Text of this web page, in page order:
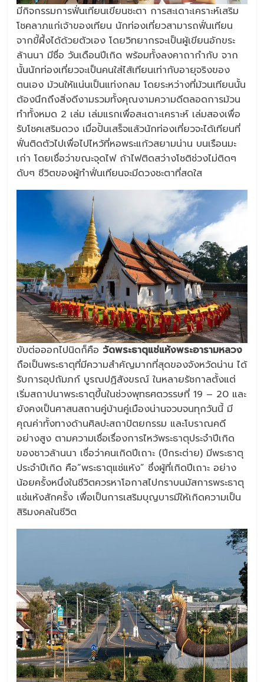
มีกิจกรรมการฟั่นเทียนเขียนชะตา การสะเดาะเคราะห์เสริม
โชคลาภแก่เจ้าของเทียน นักท่องเที่ยวสามารถฟั่นเทียน
จากขี้ผึ้งได้ด้วยตัวเอง โดยวิทยากรจะเป็นผู้เขียนอักขระ
ล้านนา มีชื่อ วันเดือนปีเกิด พร้อมทั้งลงคาถากำกับ จาก
นั้นนักท่องเที่ยวจะเป็นคนใส่ไส้เทียนเท่ากับอายุจริงของ
ตนเอง ม้วนให้แน่นเป็นแท่งกลม โดยระหว่างที่ม้วนเทียนนั้น
ต้องนึกถึงสิ่งดีงามรวมทั้งคุณงามความดีตลอดการม้วน
ทำทั้งหมด 2 เล่ม เล่มแรกเพื่อสะเดาะเคราะห์ เล่มสองเพื่อ
รับโชคเสริมดวง เมื่อปั้นเสร็จแล้วนักท่องเที่ยวจะได้เทียนที่
ฟั่นติดตัวไปเพื่อไปไหว้ที่หอพระแก้วสยามน่าน บนเรือนมะ
เก่า โดยเชื่อว่าขณะจุดไฟ ถ้าไฟติดสว่างโชติช่วงไม่ติดๆ
ดับๆ ชีวิตของผู้ทำฟั่นเทียนจะมีดวงชะตาที่สดใส
ขับต่อออกไปนิดก็คือ วัดพระธาตุแช่แห้งพระอารามหลวง
ถือเป็นพระธาตุที่มีความสำคัญมากที่สุดของจังหวัดน่าน ได้
รับการอุปถัมภก์ บูรณปฏิสังขรณ์ ในหลายรัชกาลตั้งแต่
เริ่มสถาปนาพระธาตุขึ้นในช่วงพุทธศตวรรษที่ 19 – 20 และ
ยังคงเป็นศาสนสถานคู่บ้านคู่เมืองน่านจวบจนทุกวันนี้ มี
คุณค่าทั้งทางด้านศิลปะสถาปัตยกรรม และโบราณคดี
อย่างสูง ตามความเชื่อเรื่องการไหว้พระธาตุประจำปีเกิด
ของชาวล้านนา เชื่อว่าคนเกิดปีเถาะ (ปีกระต่าย) มีพระธาตุ
ประจำปีเกิด คือ“พระธาตุแช่แห้ง” ซึ่งผู้ที่เกิดปีเถาะ อย่าง
น้อยครั้งหนึ่งในชีวิตควรหาโอกาสไปกราบนมัสการพระธาตุ
แช่แห้งสักครั้ง เพื่อเป็นการเสริมบุญบารมีให้เกิดความเป็น
สิริมงคลในชีวิต